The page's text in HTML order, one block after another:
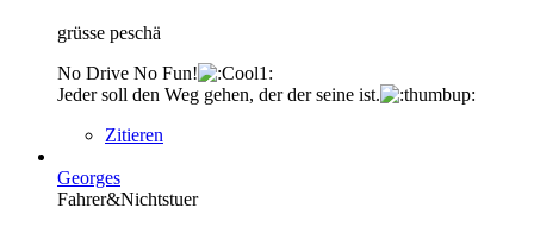
grüsse peschä
No Drive No Fun!
Jeder soll den Weg gehen, der der seine ist.
Zitieren
Georges
Fahrer&Nichtstuer